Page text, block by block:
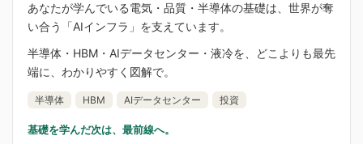
あなたが学んでいる電気・品質・半導体の基礎は、世界が奪
い合う「AIインフラ」を支えています。
半導体・HBM・AIデータセンター・液冷を、どこよりも最先
端に、わかりやすく図解で。
半導体 HBM AIデータセンター 投資
基礎を学んだ次は、最前線へ。